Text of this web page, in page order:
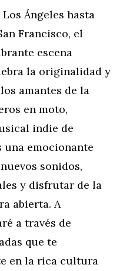
Ángeles hasta
Francisco, el
escena
la originalidad y
amantes de la
en moto,
indie de
una emocionante
sonidos,
y disfrutar de la
abierta. A
a través de
que te
en la rica cultura